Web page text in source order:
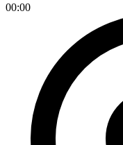
00:00